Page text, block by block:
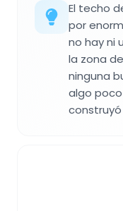
El techo
por
no hay ni
la zona
ninguna
algo